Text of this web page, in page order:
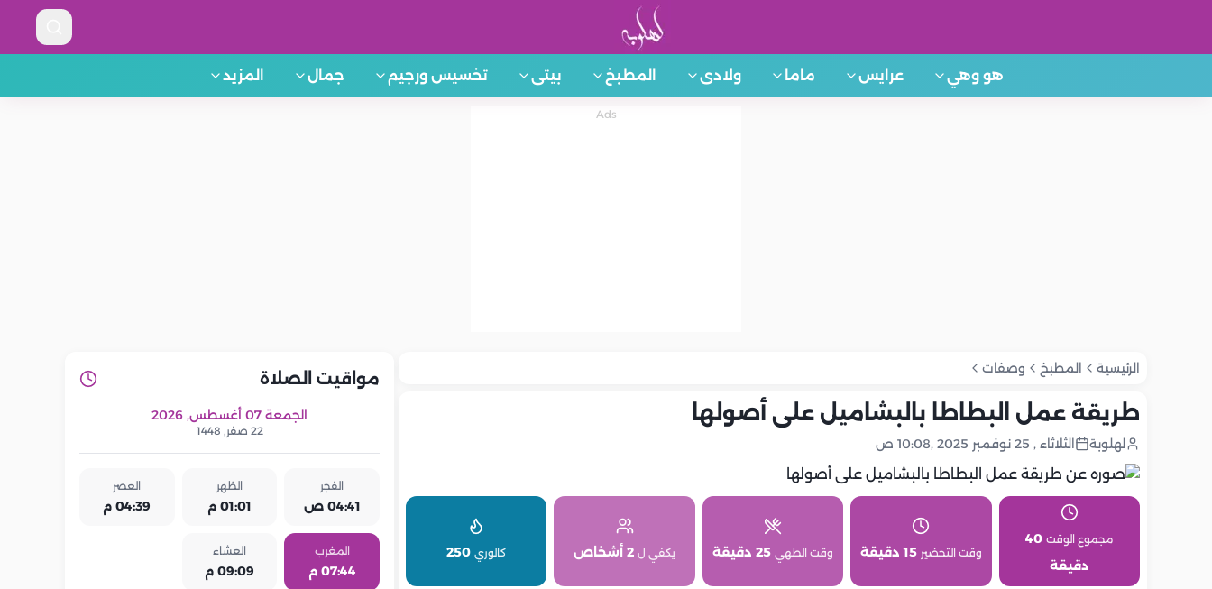
هو وهي عرايس ماما ولادى المطبخ بيتى تخسيس ورجيم جمال المزيد
الرئيسية المطبخ وصفات
طريقة عمل البطاطا بالبشاميل على أصولها
لهلوبة الثلاثاء , 25 نوفمبر 2025 ,10:08 ص
مجموع الوقت 40
دقيقة
وقت التحضير 15 دقيقة وقت الطهي 25 دقيقة يكفي ل 2 أشخاص كالوري 250
مواقيت الصلاة
الجمعة 07 أغسطس, 2026
22 صفر, 1448
الفجر
04:41 ص
الظهر
01:01 م
العصر
04:39 م
المغرب
07:44 م
العشاء
09:09 م